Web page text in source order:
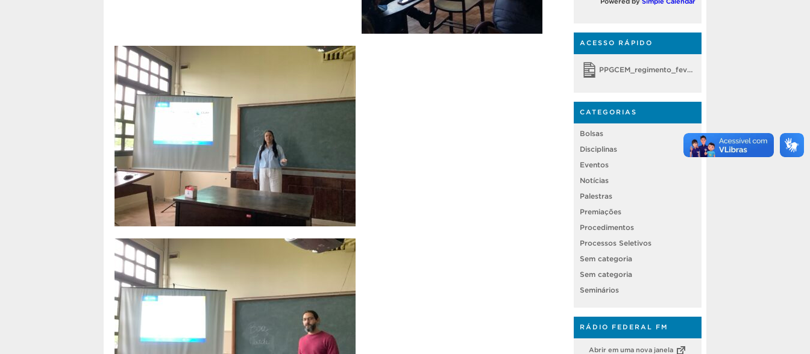
ACESSO RÁPIDO
PPGCEM_regimento_fevereiro 2018
CATEGORIAS
Bolsas
Disciplinas
Eventos
Notícias
Palestras
Premiações
Procedimentos
Processos Seletivos
Sem categoria
Sem categoria
Seminários
RÁDIO FEDERAL FM
Abrir em uma nova janela